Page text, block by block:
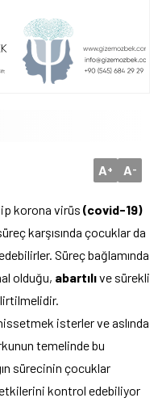
A+ A-
korona virüs (covid-19)
karşısında çocuklar da
Süreç bağlamında
olduğu, abartılıve sürekli
isterler ve aslında
temelinde bu
sürecinin çocuklar
kontrol edebiliyor